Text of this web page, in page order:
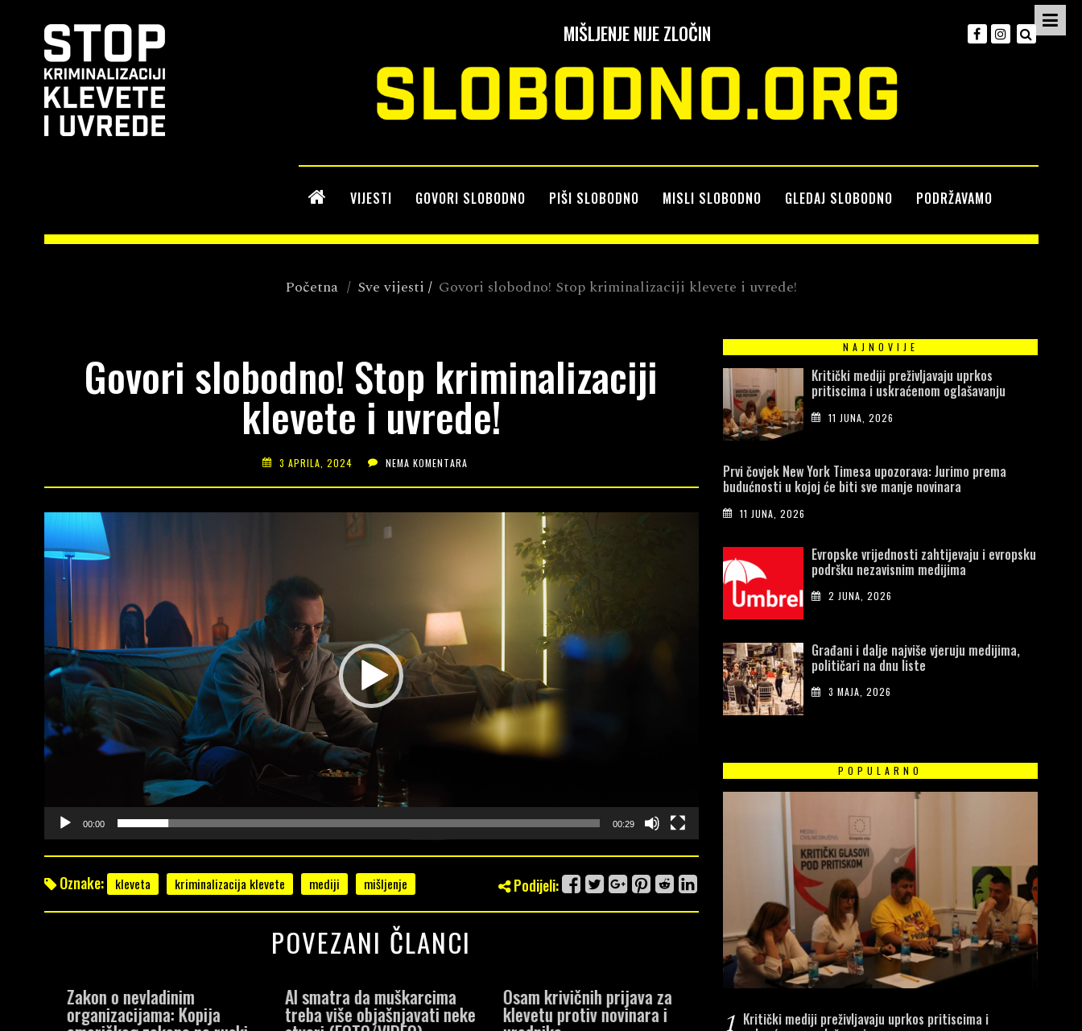
MIŠLJENJE NIJE ZLOČIN
VIJESTI GOVORI SLOBODNO PIŠI SLOBODNO MISLI SLOBODNO GLEDAJ SLOBODNO PODRŽAVAMO
Početna / Sve vijesti / Govori slobodno! Stop kriminalizaciji klevete i uvrede!
Govori slobodno! Stop kriminalizaciji
klevete i uvrede!
3 APRILA, 2024 NEMA KOMENTARA
Video
Player
00:00 00:29
Oznake: kleveta kriminalizacija klevete mediji mišljenje Podijeli:
POVEZANI ČLANCI
Zakon o nevladinim
organizacijama: Kopija
AI smatra da muškarcima
treba više objašnjavati neke
Osam krivičnih prijava za
klevetu protiv novinara i
U Banjaluci 39, a u Bijeljini
devet krivičnih prijava zbog agentima“ krši Ustav
NAJNOVIJE
Kritički mediji preživljavaju uprkos
pritiscima i uskraćenom oglašavanju
11 JUNA, 2026
Prvi čovjek New York Timesa upozorava: Jurimo prema
budućnosti u kojoj će biti sve manje novinara
11 JUNA, 2026
Evropske vrijednosti zahtijevaju i evropsku
podršku nezavisnim medijima
2 JUNA, 2026
Građani i dalje najviše vjeruju medijima,
političari na dnu liste
3 MAJA, 2026
POPULARNO
Kritički mediji preživljavaju uprkos pritiscima i